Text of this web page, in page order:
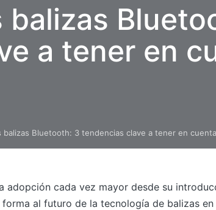
balizas
a tener en
balizas Bluetooth: 3 tendencias clave a tener en cuenta
adopción cada vez mayor desde su
al futuro de la tecnología de balizas